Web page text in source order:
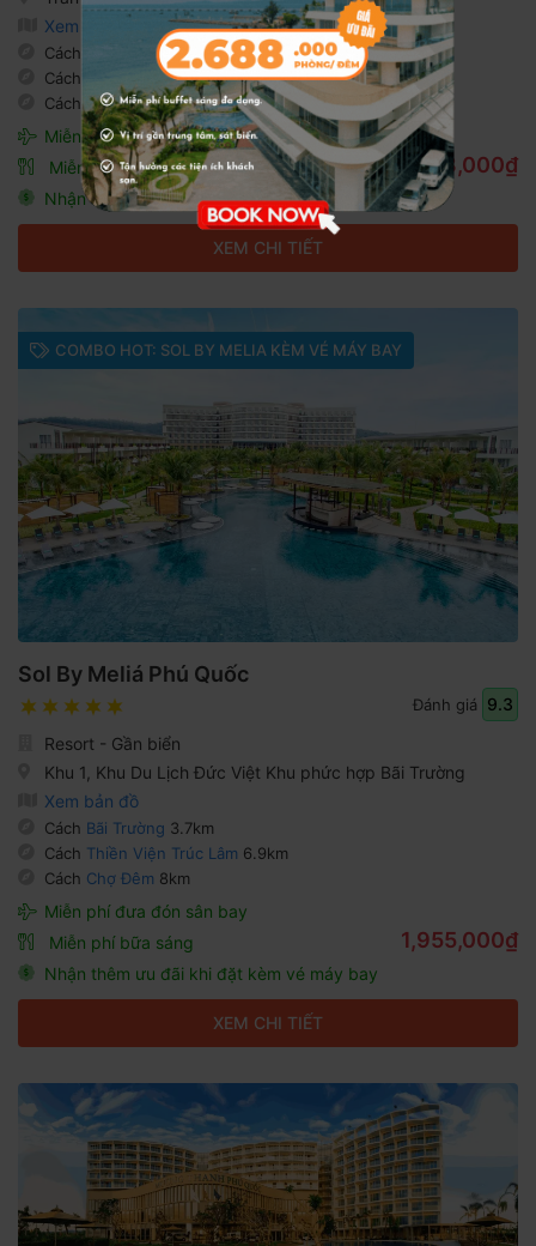
Xem bản đồ
Cách Bãi Trường780m
Cách Chợ Đêm
3.5km
Cách Dinh Cậu3.7km
Miễn phí đón sân bay
Miễn phí bữa sáng
Nhận thêm ưu đãi khi đặt kèm vé máy bay
1,438,000₫
XEM CHI TIẾT
COMBO HOT: SOL BY MELIA KÈM VÉ MÁY BAY
Sol By Meliá Phú Quốc
Đánh giá
9.3
Resort - Gần biển
Khu 1, Khu Du Lịch Đức Việt Khu phức hợp Bãi Trường
Xem bản đồ
Cách Bãi Trường 3.7km
Cách Thiền Viện Trúc Lâm 6.9km
Cách Chợ Đêm 8km
Miễn phí đưa đón sân bay
Miễn phí bữa sáng
Nhận thêm ưu đãi khi đặt kèm vé máy bay
1,955,000₫
XEM CHI TIẾT